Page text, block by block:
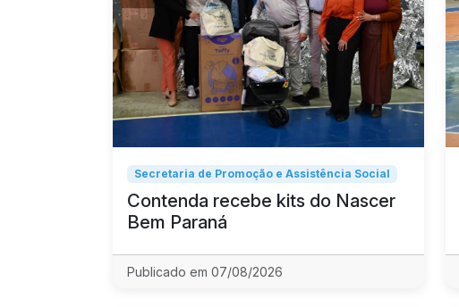
Secretaria de Promoção e Assistência Social
Contenda recebe kits do Nascer
Bem Paraná
Publicado em 07/08/2026